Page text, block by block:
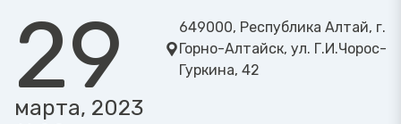
29
марта, 2023
649000, Республика Алтай, г.
Горно-Алтайск, ул. Г.И.Чорос-
Гуркина, 42